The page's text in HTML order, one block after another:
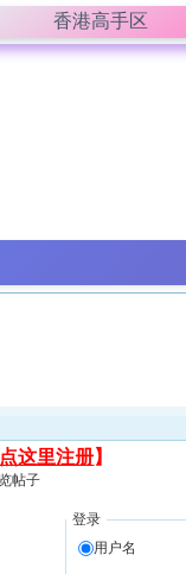
香港高手区
点这里注册】
帖子
登录
用户名